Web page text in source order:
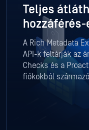
Teljes
A Rich Metadata
API-k feltárják az
Checks és a
fiókokból